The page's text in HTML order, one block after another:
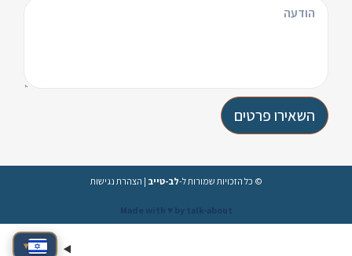
השאירו פרטים
© כל הזכויות שמורות ל-לב-טייב | הצהרת נגישות
Made with ♥️ by talk-about
▾